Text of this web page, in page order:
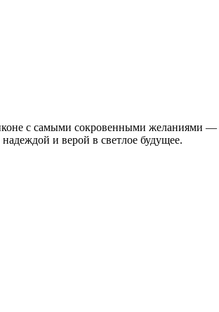
с самыми сокровенными желаниями —
и верой в светлое будущее.